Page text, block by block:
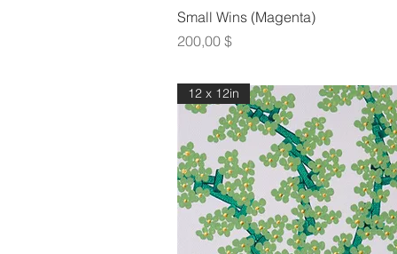
Small Wins (Magenta)
Τιμή
200,00 $
12 x 12in